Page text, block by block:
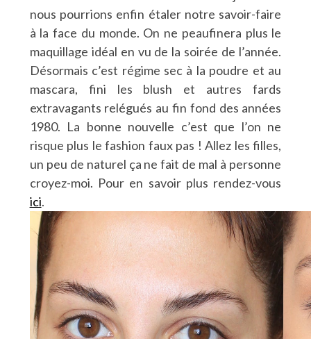
nous pourrions enfin étaler notre savoir-faire
à la face du monde. On ne peaufinera plus le
maquillage idéal en vu de la soirée de l’année.
Désormais c’est régime sec à la poudre et au
mascara, fini les blush et autres fards
extravagants relégués au fin fond des années
1980. La bonne nouvelle c’est que l’on ne
risque plus le fashion faux pas ! Allez les filles,
un peu de naturel ça ne fait de mal à personne
croyez-moi. Pour en savoir plus rendez-vous
ici.